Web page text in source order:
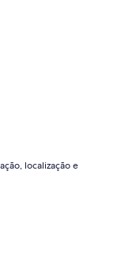
localização e